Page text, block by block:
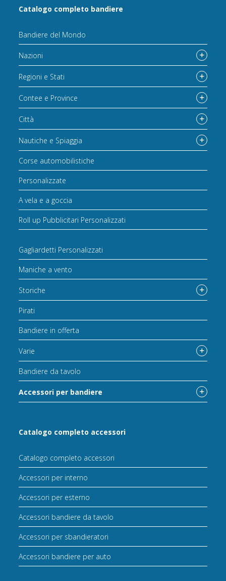
Catalogo completo bandiere
Bandiere del Mondo
Nazioni
Regioni e Stati
Contee e Province
Città
Nautiche e Spiaggia
Corse automobilistiche
Personalizzate
A vela e a goccia
Roll up Pubblicitari Personalizzati
Gagliardetti Personalizzati
Maniche a vento
Storiche
Pirati
Bandiere in offerta
Varie
Bandiere da tavolo
Accessori per bandiere
Catalogo completo accessori
Catalogo completo accessori
Accessori per interno
Accessori per esterno
Accessori bandiere da tavolo
Accessori per sbandieratori
Accessori bandiere per auto